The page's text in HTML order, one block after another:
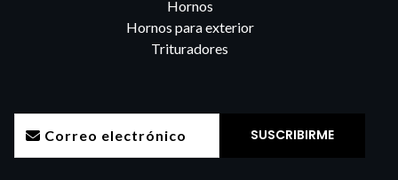
Hornos
Hornos para exterior
Trituradores